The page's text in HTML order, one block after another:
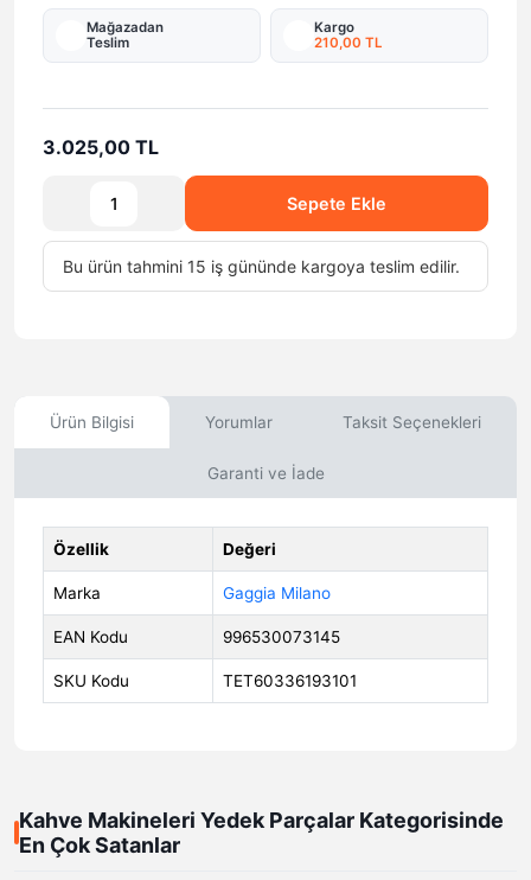
Mağazadan
Teslim
Kargo
210,00 TL
3.025,00 TL
Sepete Ekle
Bu ürün tahmini 15 iş gününde kargoya teslim edilir.
Ürün Bilgisi Yorumlar Taksit Seçenekleri
Garanti ve İade
Özellik Değeri
Marka Gaggia Milano
EAN Kodu 996530073145
SKU Kodu TET60336193101
Kahve Makineleri Yedek Parçalar Kategorisinde
En Çok Satanlar